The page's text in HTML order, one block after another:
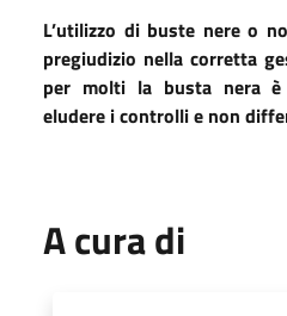
L’utilizzo di buste nere o
pregiudizio nella corretta
per molti la busta nera
eludere i controlli e non
A cura di